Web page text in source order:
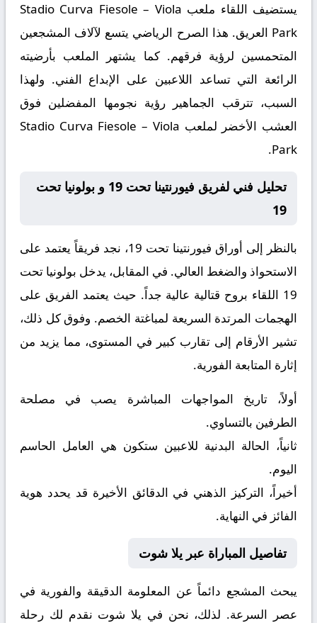
يستضيف اللقاء ملعب Stadio Curva Fiesole – Viola
Park العريق. هذا الصرح الرياضي يتسع لآلاف المشجعين
المتحمسين لرؤية فرقهم. كما يشتهر الملعب بأرضيته
الرائعة التي تساعد اللاعبين على الإبداع الفني. ولهذا
السبب، تترقب الجماهير رؤية نجومها المفضلين فوق
العشب الأخضر لملعب Stadio Curva Fiesole – Viola
Park.
تحليل فني لفريق فيورنتينا تحت 19 و بولونيا تحت
19
بالنظر إلى أوراق فيورنتينا تحت 19
، نجد فريقاً يعتمد على
الاستحواذ والضغط العالي. في المقابل، يدخل بولونيا تحت
19 اللقاء بروح قتالية عالية جداً. حيث يعتمد الفريق على
الهجمات المرتدة السريعة لمباغتة الخصم. وفوق كل ذلك،
تشير الأرقام إلى تقارب كبير في المستوى، مما يزيد من
إثارة المتابعة الفورية.
أولاً، تاريخ المواجهات المباشرة يصب في مصلحة
الطرفين بالتساوي.
ثانياً، الحالة البدنية للاعبين ستكون هي العامل الحاسم
اليوم.
أخيراً، التركيز الذهني في الدقائق الأخيرة قد يحدد هوية
الفائز في النهاية.
تفاصيل المباراة عبر يلا شوت
يبحث المشجع دائماً عن المعلومة الدقيقة والفورية في
عصر السرعة. لذلك، نحن في يلا شوت نقدم لك رحلة